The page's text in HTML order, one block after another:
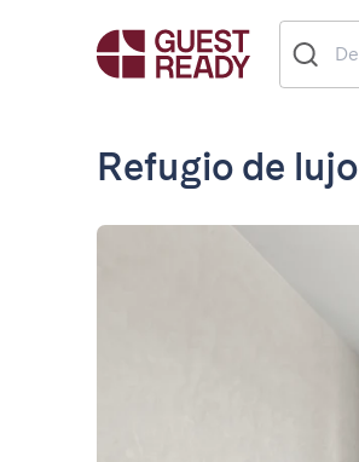
Refugio de